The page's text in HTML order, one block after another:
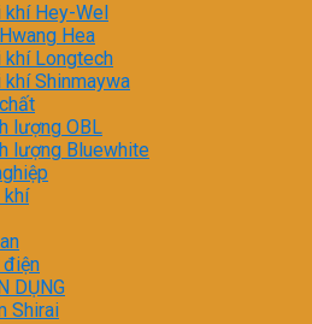
khí Hey-Wel
Hea
khí Longtech
khí Shinmaywa
lượng OBL
lượng Bluewhite
khí
DỤNG
Shirai